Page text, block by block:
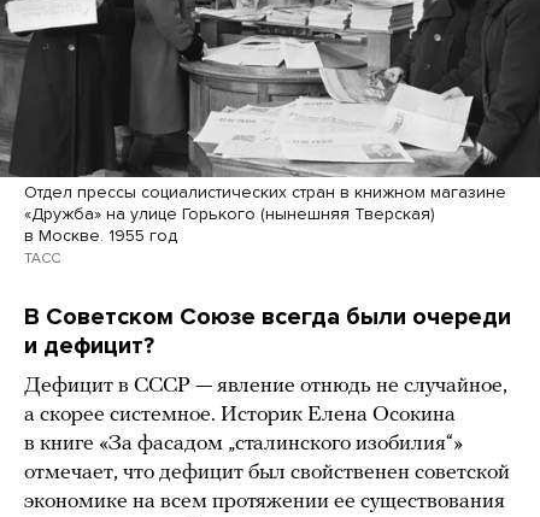
Отдел прессы социалистических стран в книжном магазине
«Дружба» на улице Горького (нынешняя Тверская)
в Москве. 1955 год
ТАСС
В Советском Союзе всегда были очереди
и дефицит?
Дефицит в СССР — явление отнюдь не случайное,
а скорее системное. Историк Елена Осокина
в книге «За фасадом „сталинского изобилия“»
отмечает, что дефицит был свойственен советской
экономике на всем протяжении ее существования